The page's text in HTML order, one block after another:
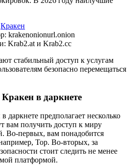
Кракен
krakenonionurl.onion
Krab2.at и Krab2.cc
стабильный доступ к услугам
безопасно перемещаться
в даркнете
даркнете предполагает несколько
вам получить доступ к миру
Во-первых, вам понадобится
Тор. Во-вторых, за
стоит следить не менее
платформой.